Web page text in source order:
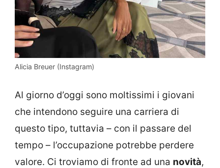
Alicia Breuer (Instagram)
Al giorno d’oggi sono moltissimi i giovani
che intendono seguire una carriera di
questo tipo, tuttavia – con il passare del
tempo – l’occupazione potrebbe perdere
valore. Ci troviamo di fronte ad una novità,